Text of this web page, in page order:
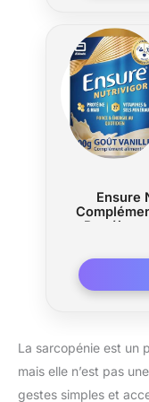
Ensure
Protéines
Vitamine
La sarcopénie est un
mais elle n’est pas
gestes simples et